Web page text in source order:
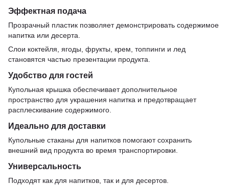
Эффектная подача
Прозрачный пластик позволяет демонстрировать содержимое
напитка или десерта.
Слои коктейля, ягоды, фрукты, крем, топпинги и лед
становятся частью презентации продукта.
Удобство для гостей
Купольная крышка обеспечивает дополнительное
пространство для украшения напитка и предотвращает
расплескивание содержимого.
Идеально для доставки
Купольные стаканы для напитков помогают сохранить
внешний вид продукта во время транспортировки.
Универсальность
Подходят как для напитков, так и для десертов.